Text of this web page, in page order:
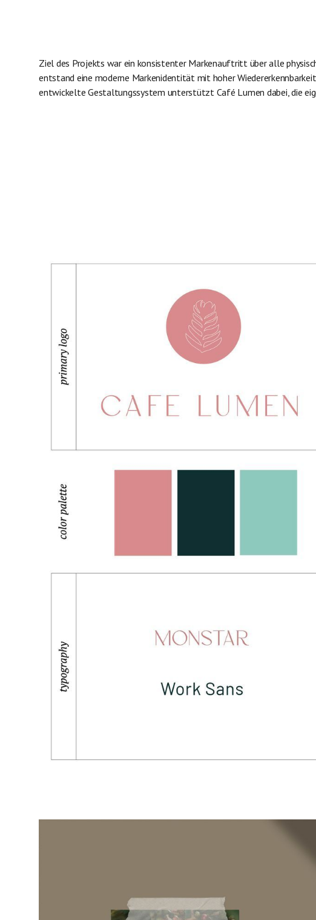
Ziel des Projekts war ein konsistenter Markenauftritt über alle
entstand eine moderne Markenidentität mit hoher
entwickelte Gestaltungssystem unterstützt Café Lumen dabei, die